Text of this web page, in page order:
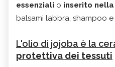
essenziali o inserito
balsami labbra, shampoo
L'olio di jojoba è la
protettiva dei tessuti